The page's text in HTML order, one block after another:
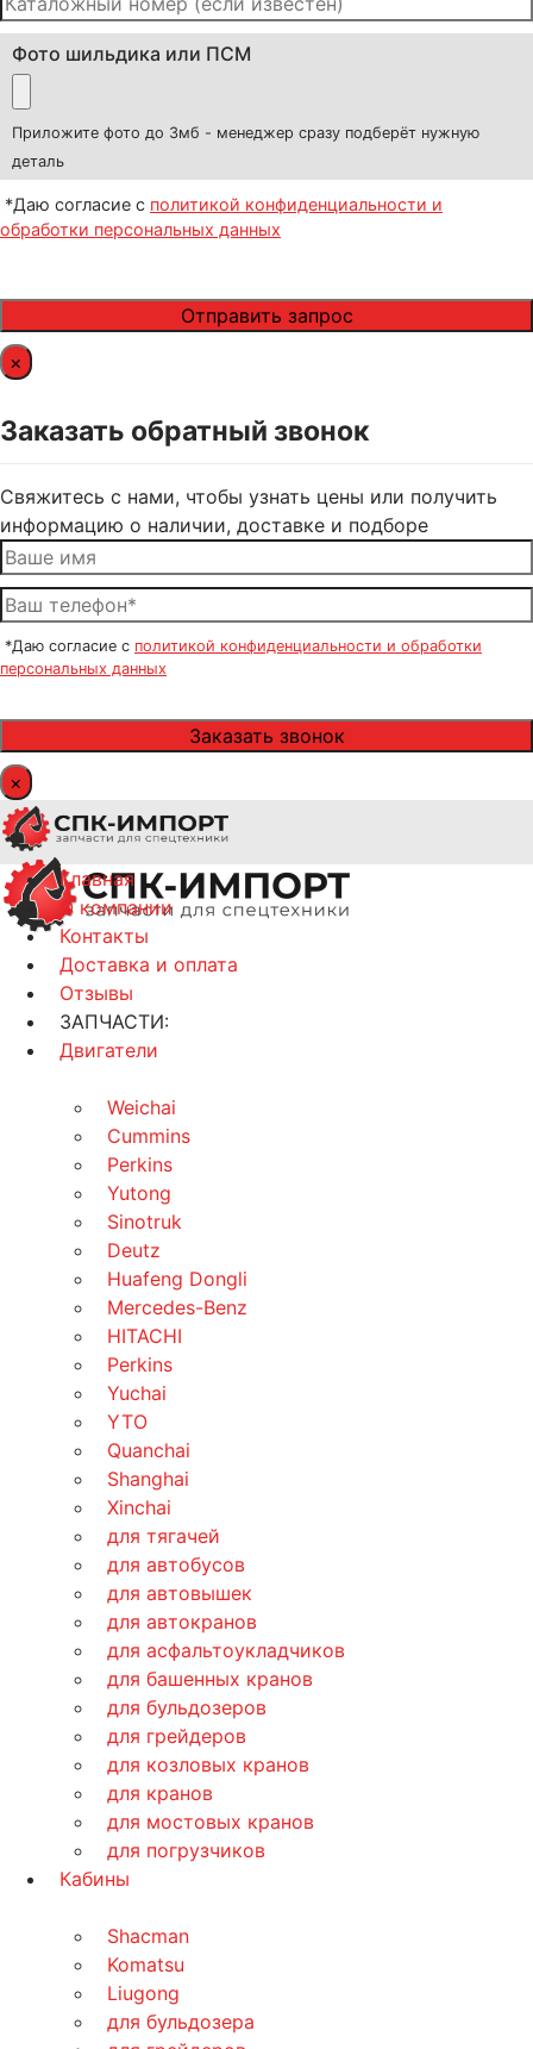
Фото шильдика или ПСМ
Приложите фото до 3мб - менеджер сразу подберёт нужную
деталь
*Даю согласие с политикой конфиденциальности и
обработки персональных данных
×
Заказать обратный звонок
Свяжитесь с нами, чтобы узнать цены или получить
информацию о наличии, доставке и подборе
*Даю согласие с политикой конфиденциальности и обработки
персональных данных
×
Главная
О компании
Контакты
Доставка и оплата
Отзывы
ЗАПЧАСТИ:
Двигатели
Weichai
Cummins
Perkins
Yutong
Sinotruk
Deutz
Huafeng Dongli
Mercedes-Benz
HITACHI
Perkins
Yuchai
YTO
Quanchai
Shanghai
Xinchai
для тягачей
для автобусов
для автовышек
для автокранов
для асфальтоукладчиков
для башенных кранов
для бульдозеров
для грейдеров
для козловых кранов
для кранов
для мостовых кранов
для погрузчиков
Кабины
Shacman
Komatsu
Liugong
для бульдозера